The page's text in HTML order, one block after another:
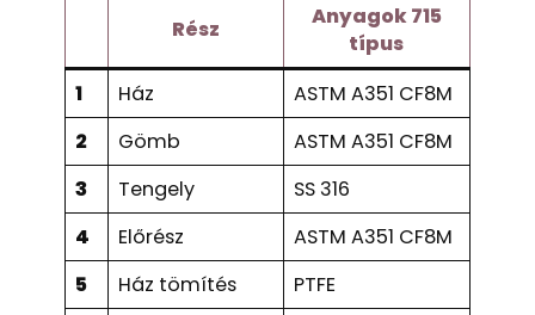
Rész
Anyagok 715
típus
1
Ház
ASTM A351 CF8M
2
Gömb
ASTM A351 CF8M
3
Tengely
SS 316
4
Előrész
ASTM A351 CF8M
5
Ház tömítés PTFE